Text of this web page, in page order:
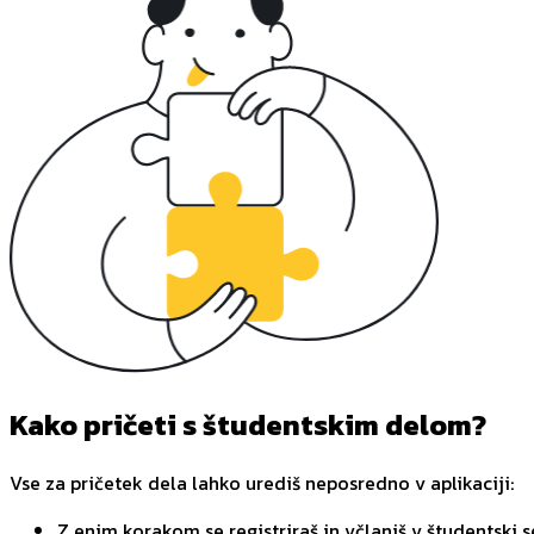
Kako pričeti s študentskim delom?
Vse za pričetek dela lahko urediš neposredno v aplikaciji: